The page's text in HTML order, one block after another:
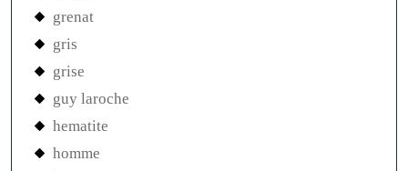
grenat
gris
grise
guy laroche
hematite
homme